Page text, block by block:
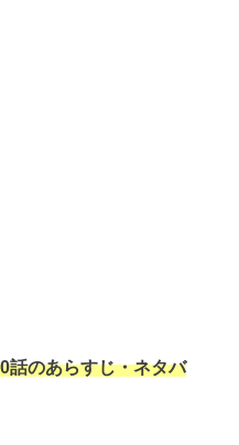
話のあらすじ・ネタバ